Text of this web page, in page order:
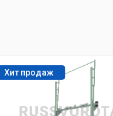
Хит продаж